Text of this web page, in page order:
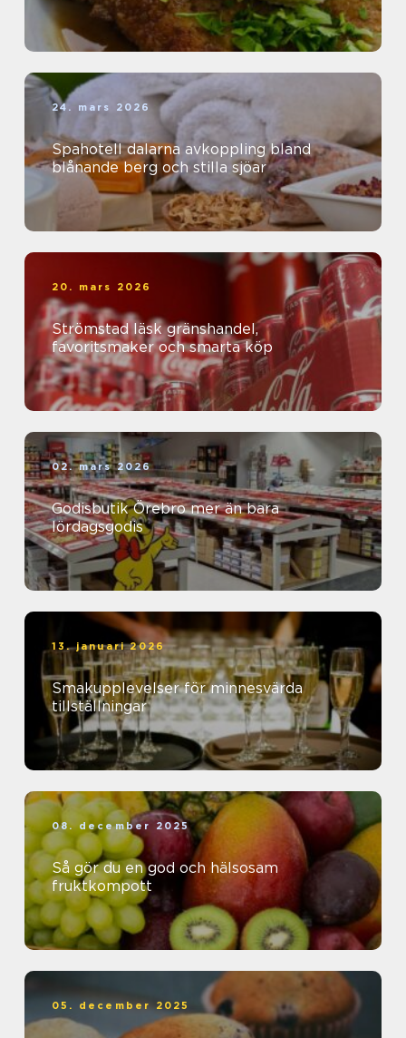
24. mars 2026
Spahotell dalarna avkoppling bland
blånande berg och stilla sjöar
20. mars 2026
Strömstad läsk gränshandel,
favoritsmaker och smarta köp
02. mars 2026
Godisbutik Örebro mer än bara
lördagsgodis
13. januari 2026
Smakupplevelser för minnesvärda
tillställningar
08. december 2025
Så gör du en god och hälsosam
fruktkompott
05. december 2025